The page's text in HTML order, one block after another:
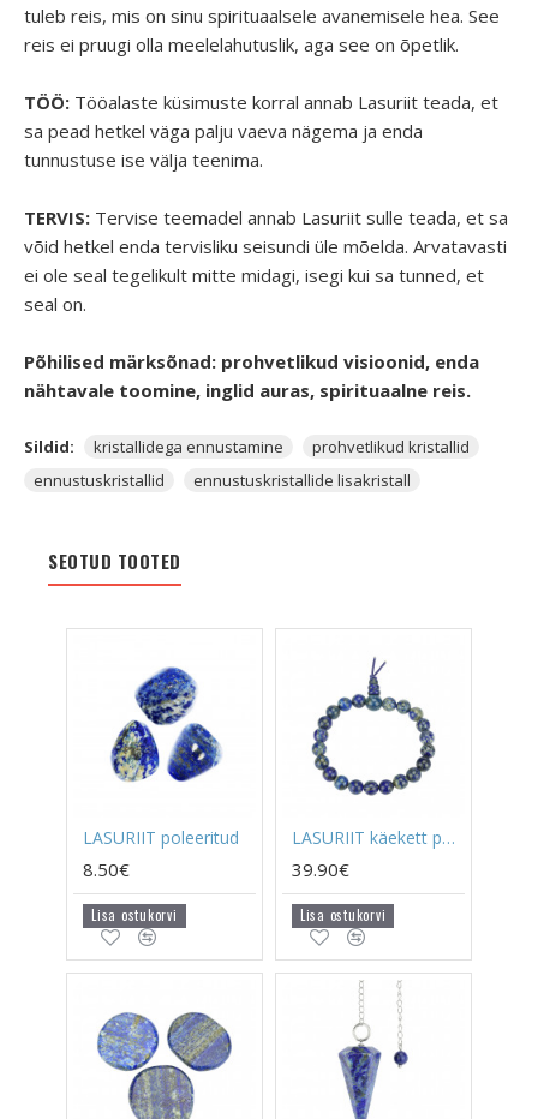
tuleb reis, mis on sinu spirituaalsele avanemisele hea. See
reis ei pruugi olla meelelahutuslik, aga see on õpetlik.
TÖÖ: Tööalaste küsimuste korral annab Lasuriit teada, et
sa pead hetkel väga palju vaeva nägema ja enda
tunnustuse ise välja teenima.
TERVIS: Tervise teemadel annab Lasuriit sulle teada, et sa
võid hetkel enda tervisliku seisundi üle mõelda. Arvatavasti
ei ole seal tegelikult mitte midagi, isegi kui sa tunned, et
seal on.
Põhilised märksõnad: prohvetlikud visioonid, enda
nähtavale toomine, inglid auras, spirituaalne reis.
Sildid: kristallidega ennustamine
prohvetlikud kristallid
ennustuskristallid
ennustuskristallide lisakristall
SEOTUD TOOTED
LASURIIT poleeritud
8.50€
Lisa ostukorvi
LASURIIT käekett power
39.90€
Lisa ostukorvi